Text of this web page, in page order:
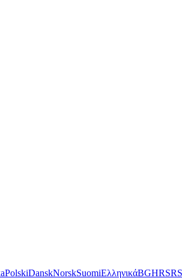
PolskiDanskNorskSuomiΕλληνικάBGHRSR